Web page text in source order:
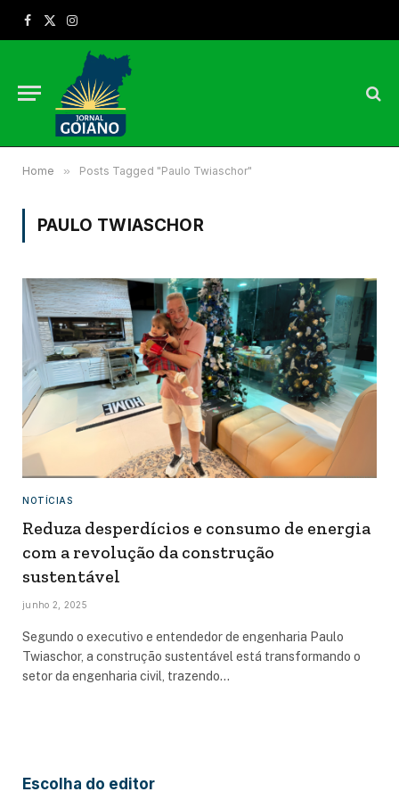
Facebook
X
Instagram
Home » Posts Tagged "Paulo Twiaschor"
PAULO TWIASCHOR
NOTÍCIAS
Reduza desperdícios e consumo de energia
com a revolução da construção
sustentável
junho 2, 2025
Segundo o executivo e entendedor de engenharia Paulo
Twiaschor, a construção sustentável está transformando o
setor da engenharia civil, trazendo…
Escolha do editor